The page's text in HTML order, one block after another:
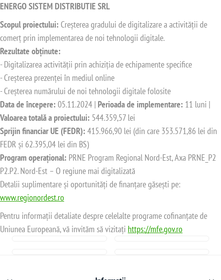
ENERGO SISTEM DISTRIBUTIE SRL
Scopul proiectului: Creșterea gradului de digitalizare a activității de
comerț prin implementarea de noi tehnologii digitale.
Rezultate obținute:
- Digitalizarea activității prin achiziția de echipamente specifice
- Creșterea prezenței în mediul online
- Creșterea numărului de noi tehnologii digitale folosite
Data de începere: 05.11.2024 | Perioada de implementare: 11 luni |
Valoarea totală a proiectului: 544.359,57 lei
Sprijin financiar UE (FEDR): 415.966,90 lei (din care 353.571,86 lei din
FEDR și 62.395,04 lei din BS)
Program operațional: PRNE Program Regional Nord-Est, Axa PRNE_P2
P2.P2. Nord-Est – O regiune mai digitalizată
Detalii suplimentare și oportunități de finanțare găsești pe:
www.regionordest.ro
Pentru informații detaliate despre celelalte programe cofinanțate de
Uniunea Europeană, vă invităm să vizitați https://mfe.gov.ro